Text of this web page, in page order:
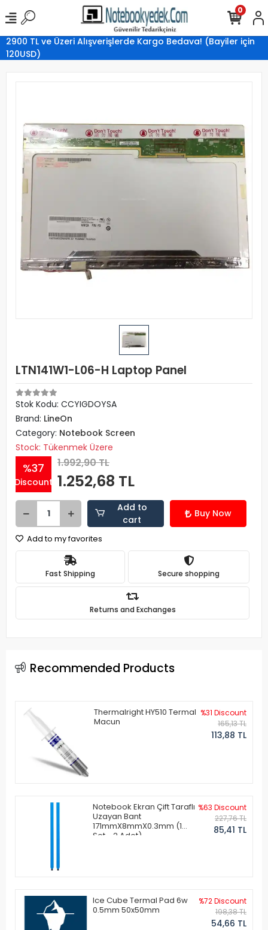
2900 TL ve Üzeri Alışverişlerde Kargo Bedava! (Bayiler için
120USD)
0
LTN141W1-L06-H Laptop Panel
Stok Kodu: CCYIGDOYSA
Brand: LineOn
Category: Notebook Screen
Stock: Tükenmek Üzere
%37
Discount
1.992,90 TL
1.252,68 TL
Add to
cart
Buy Now
Add to my favorites
Fast Shipping Secure shopping
Returns and Exchanges
Recommended Products
Thermalright HY510 Termal
Macun
%31 Discount
165,13 TL
113,88 TL
Notebook Ekran Çift Taraflı
Uzayan Bant
171mmX8mmX0.3mm (1
Set - 2 Adet)
%63 Discount
227,76 TL
85,41 TL
Ice Cube Termal Pad 6w
0.5mm 50x50mm
%72 Discount
198,38 TL
54,66 TL